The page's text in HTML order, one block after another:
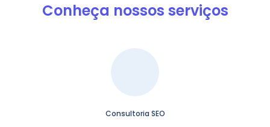
Conheça nossos serviços
Consultoria SEO